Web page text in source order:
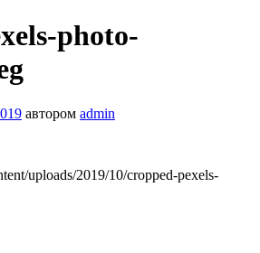
photo-
автором admin
uploads/2019/10/cropped-pexels-